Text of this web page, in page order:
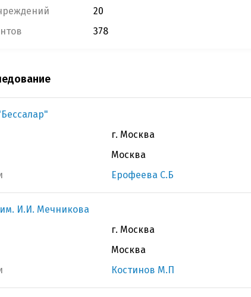
20
378
г. Москва
Москва
Ерофеева С.Б
И.И. Мечникова
г. Москва
Москва
Костинов М.П